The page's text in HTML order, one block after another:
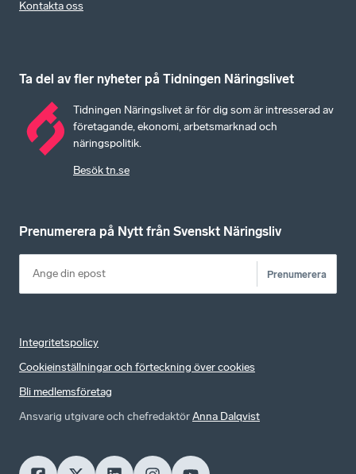
Kontakta oss
Ta del av fler nyheter på Tidningen Näringslivet
Tidningen Näringslivet är för dig som är intresserad av
företagande, ekonomi, arbetsmarknad och
näringspolitik.
Besök tn.se
Prenumerera på Nytt från Svenskt Näringsliv
Prenumerera
Integritetspolicy
Cookieinställningar och förteckning över cookies
Bli medlemsföretag
Ansvarig utgivare och chefredaktörAnna Dalqvist